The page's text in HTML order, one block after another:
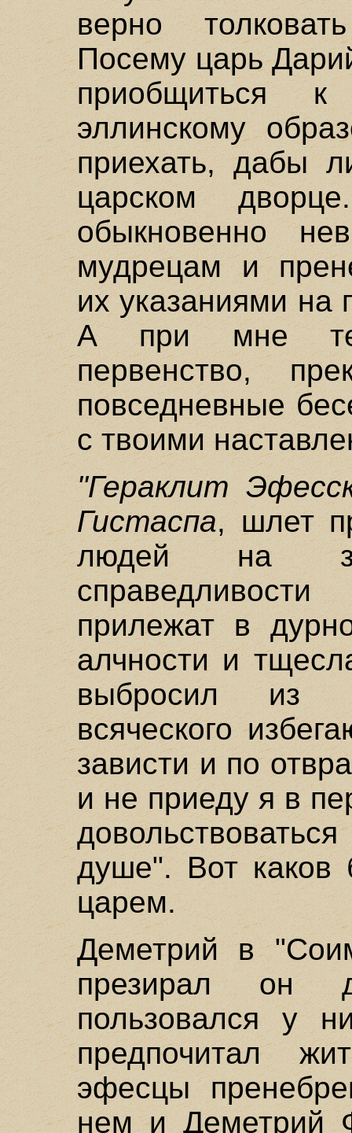
верно
Посему царь
приобщиться
эллинскому
приехать, дабы
царском
обыкновенно
мудрецам и
их указаниями на
А при мне
первенство,
повседневные
с твоими
"Гераклит
Гистаспа, шлет
людей на
прилежат в
алчности и
выбросил из
всяческого
зависти и по
и не приеду я в
душе". Вот
царем.
Деметрий в
презирал он
пользовался у
предпочитал
эфесцы
нем и Деметрий